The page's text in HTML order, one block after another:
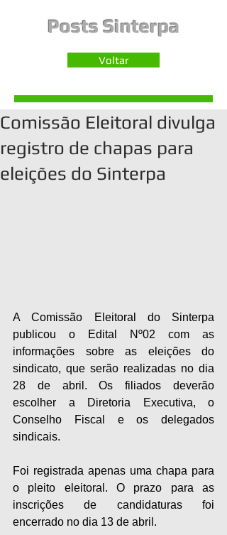
Posts Sinterpa
Voltar
Comissão Eleitoral divulga
registro de chapas para
eleições do Sinterpa
A Comissão Eleitoral do Sinterpa
publicou o Edital Nº02 com as
informações sobre as eleições do
sindicato, que serão realizadas no dia
28 de abril. Os filiados deverão
escolher a Diretoria Executiva, o
Conselho Fiscal e os delegados
sindicais.
Foi registrada apenas uma chapa para
o pleito eleitoral. O prazo para as
inscrições de candidaturas foi
encerrado no dia 13 de abril.